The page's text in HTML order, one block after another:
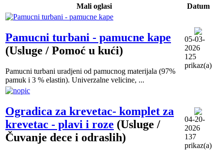
Mali oglasi Datum
Pamucni turbani - pamucne kape
(Usluge / Pomoć u kući)
Pamucni turbani uradjeni od pamucnog materijala (97%
pamuk i 3 % elastin). Univerzalne velicine, ...
05-03-
2026
125
prikaz(a)
Ogradica za krevetac- komplet za
krevetac - plavi i roze (Usluge /
Čuvanje dece i odraslih)
04-20-
2026
137
prikaz(a)